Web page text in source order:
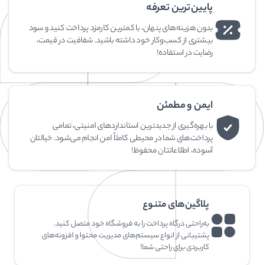
پایین‌ترین تعرفه
بدون هزینه‌های پنهان، با کمترین کارمزد پرداخت کنید و سود
بیشتری از کسب‌وکار خود داشته باشید. شفافیت در قیمت،
رضایت در استفاده!
ایمن و مطمئن
با بهره‌گیری از جدیدترین استانداردهای امنیتی، تمامی
پرداخت‌های شما در محیطی کاملاً امن انجام می‌شود. خیالتان
آسوده، اطلاعاتتان محفوظ!
پلاگین‌های متنوع
به‌راحتی درگاه پرداخت را به فروشگاه خود متصل کنید.
پشتیبانی از انواع سیستم‌های مدیریت محتوا و افزونه‌های
کاربردی برای راحتی شما!